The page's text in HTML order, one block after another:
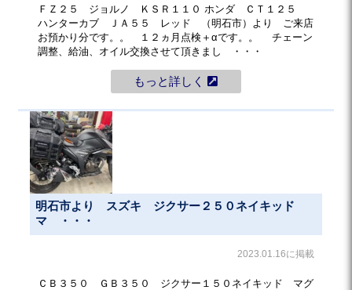
ＦＺ２５ ジョルノ ＫＳＲ１１０ ホンダ ＣＴ１２５
ハンターカブ ＪＡ５５ レッド （明石市）より ご来店
お預かり分です。。 １２ヵ月点検＋αです。。 チェーン
調整、給油、オイル交換させて頂きまし ・・・
もっと詳しく
明石市より スズキ ジクサー２５０ネイキッド
マ ・・・
2023.01.16に掲載
ＣＢ３５０ ＧＢ３５０ ジクサー１５０ネイキッド マグ